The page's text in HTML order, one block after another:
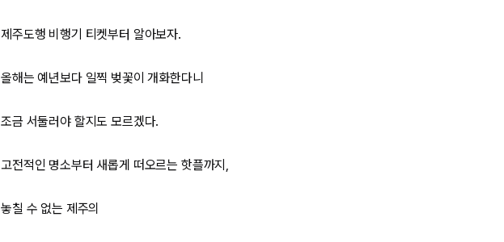
제주도행 비행기 티켓부터 알아보자.
올해는 예년보다 일찍 벚꽃이 개화한다니
조금 서둘러야 할지도 모르겠다.
고전적인 명소부터 새롭게 떠오르는 핫플까지,
놓칠 수 없는 제주의